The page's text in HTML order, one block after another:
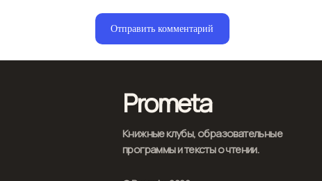
Prometa
Книжные клубы, образовательные
программы и тексты о чтении.